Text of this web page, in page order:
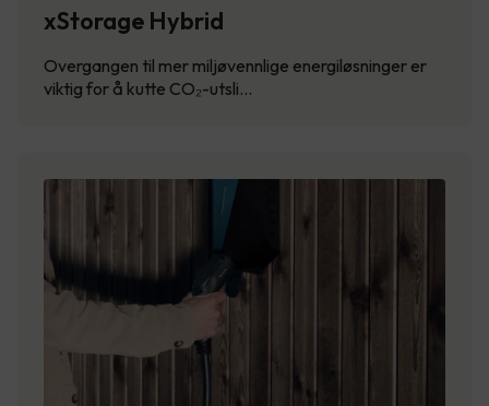
xStorage Hybrid
Overgangen til mer miljøvennlige energiløsninger er
viktig for å kutte CO₂-utsli…